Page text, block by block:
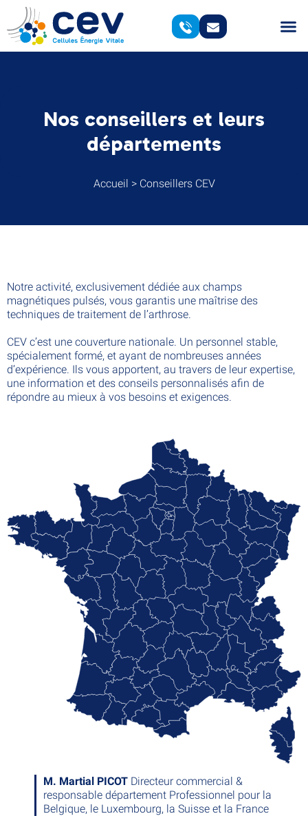
Nos conseillers et leurs
départements
Accueil > Conseillers CEV
Notre activité, exclusivement dédiée aux champs
magnétiques pulsés, vous garantis une maîtrise des
techniques de traitement de l’arthrose.
CEV c’est une couverture nationale. Un personnel stable,
spécialement formé, et ayant de nombreuses années
d’expérience. Ils vous apportent, au travers de leur expertise,
une information et des conseils personnalisés afin de
répondre au mieux à vos besoins et exigences.
M. Martial PICOT Directeur commercial &
responsable département Professionnel pour la
Belgique, le Luxembourg, la Suisse et la France